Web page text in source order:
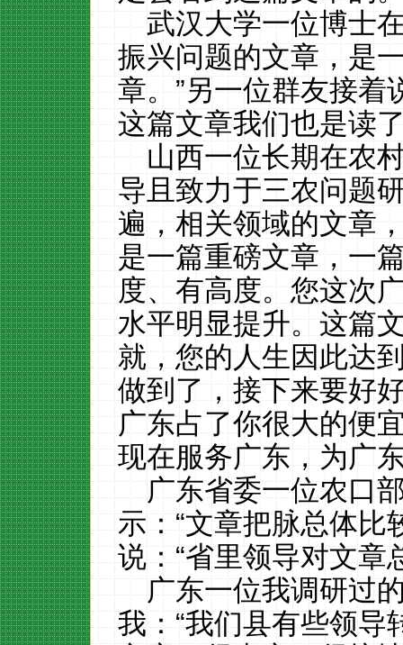
武汉大学一位博士
振兴问题的文章，是
章。”另一位群友接着
这篇文章我们也是读
山西一位长期在农
导且致力于三农问题
遍，相关领域的文章
是一篇重磅文章，一
度、有高度。您这次
水平明显提升。这篇
就，您的人生因此达
做到了，接下来要好
广东占了你很大的便
现在服务广东，为广
广东省委一位农口
示：“文章把脉总体比
说：“省里领导对文章
广东一位我调研过
我：“我们县有些领导